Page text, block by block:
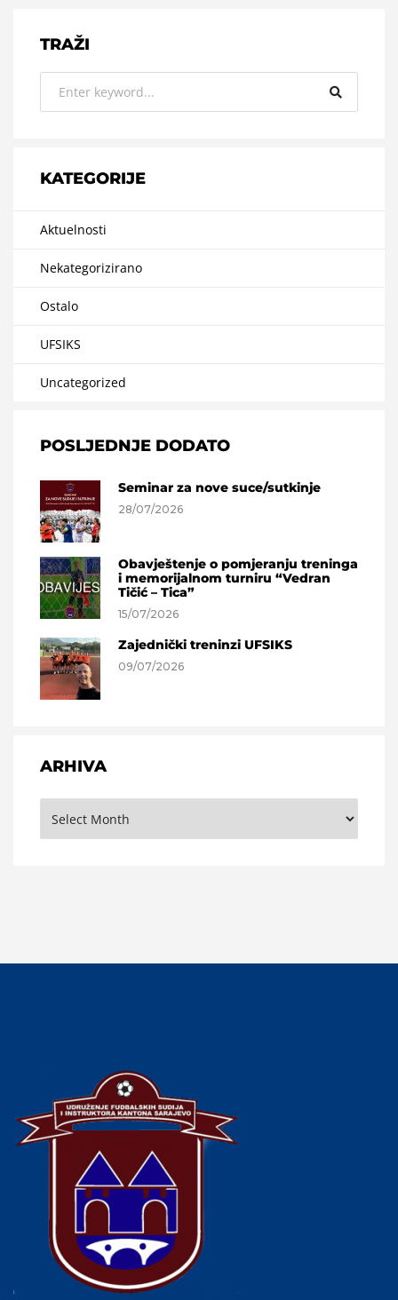
TRAŽI
KATEGORIJE
Aktuelnosti
Nekategorizirano
Ostalo
UFSIKS
Uncategorized
POSLJEDNJE DODATO
Seminar za nove suce/sutkinje
28/07/2026
Obavještenje o pomjeranju treninga
i memorijalnom turniru “Vedran
Tičić – Tica”
15/07/2026
Zajednički treninzi UFSIKS
09/07/2026
ARHIVA